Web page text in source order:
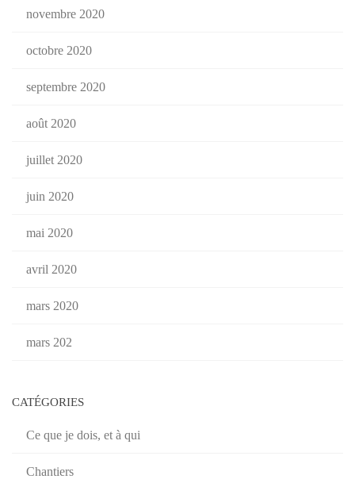
novembre 2020
octobre 2020
septembre 2020
août 2020
juillet 2020
juin 2020
mai 2020
avril 2020
mars 2020
mars 202
CATÉGORIES
Ce que je dois, et à qui
Chantiers